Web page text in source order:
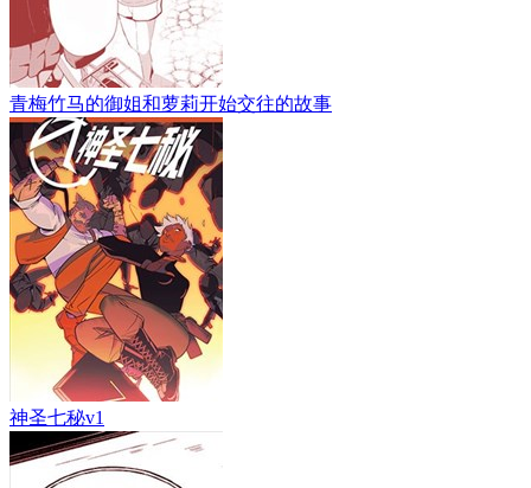
青梅竹马的御姐和萝莉开始交往的故事
神圣七秘v1